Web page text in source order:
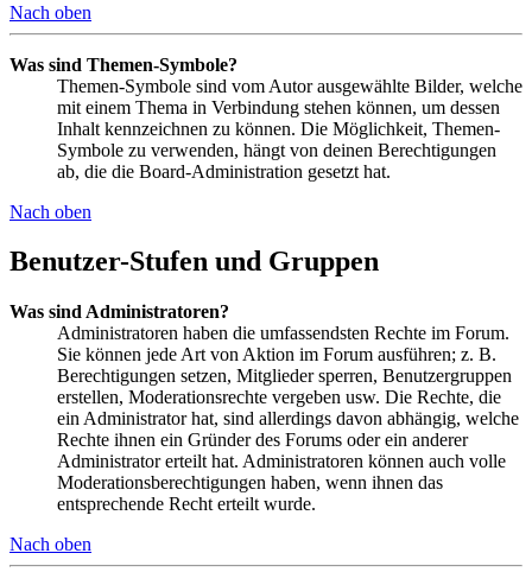
Nach oben
Was sind Themen-Symbole?
Themen-Symbole sind vom Autor ausgewählte Bilder, welche
mit einem Thema in Verbindung stehen können, um dessen
Inhalt kennzeichnen zu können. Die Möglichkeit, Themen-
Symbole zu verwenden, hängt von deinen Berechtigungen
ab, die die Board-Administration gesetzt hat.
Nach oben
Benutzer-Stufen und Gruppen
Was sind Administratoren?
Administratoren haben die umfassendsten Rechte im Forum.
Sie können jede Art von Aktion im Forum ausführen; z. B.
Berechtigungen setzen, Mitglieder sperren, Benutzergruppen
erstellen, Moderationsrechte vergeben usw. Die Rechte, die
ein Administrator hat, sind allerdings davon abhängig, welche
Rechte ihnen ein Gründer des Forums oder ein anderer
Administrator erteilt hat. Administratoren können auch volle
Moderationsberechtigungen haben, wenn ihnen das
entsprechende Recht erteilt wurde.
Nach oben